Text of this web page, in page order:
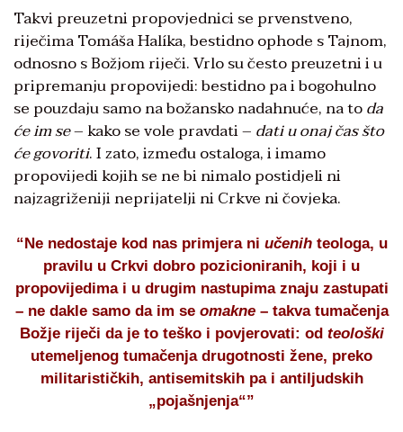
Takvi preuzetni propovjednici se prvenstveno,
riječima Tomáša Halíka, bestidno ophode s Tajnom,
odnosno s Božjom riječi. Vrlo su često preuzetni i u
pripremanju propovijedi: bestidno pa i bogohulno
se pouzdaju samo na božansko nadahnuće, na toda
će im se– kako se vole pravdati – dati u onaj čas što
će govoriti. I zato, između ostaloga, i imamo
propovijedi kojih se ne bi nimalo postidjeli ni
najzagriženiji neprijatelji ni Crkve ni čovjeka.
“Ne nedostaje kod nas primjera ni učenihteologa, u
pravilu u Crkvi dobro pozicioniranih, koji i u
propovijedima i u drugim nastupima znaju zastupati
– ne dakle samo da im se omakne– takva tumačenja
Božje riječi da je to teško i povjerovati: od teološki
utemeljenog tumačenja drugotnosti žene, preko
militarističkih, antisemitskih pa i antiljudskih
„pojašnjenja“”